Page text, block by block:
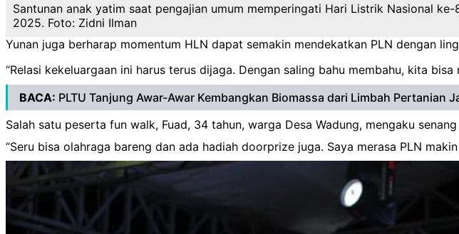
Santunan anak yatim saat pengajian umum memperingati Hari Listrik Nasional
2025. Foto: Zidni Ilman
Yunan juga berharap momentum HLN dapat semakin mendekatkan PLN dengan
“Relasi kekeluargaan ini harus terus dijaga. Dengan saling bahu membahu, kita
BACA: PLTU Tanjung Awar-Awar Kembangkan Biomassa dari Limbah Pertanian
Salah satu peserta fun walk, Fuad, 34 tahun, warga Desa Wadung, mengaku
“Seru bisa olahraga bareng dan ada hadiah doorprize juga. Saya merasa PLN